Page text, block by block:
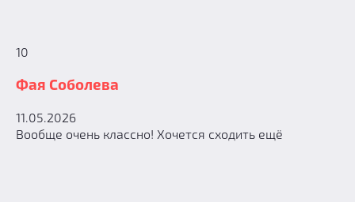
10
Фая Соболева
11.05.2026
Вообще очень классно! Хочется сходить ещё